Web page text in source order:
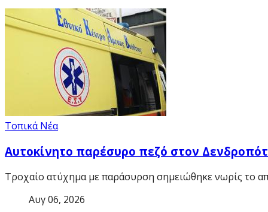
Τοπικά Νέα
Αυτοκίνητο παρέσυρο πεζό στον
Τροχαίο ατύχημα με παράσυρση σημειώθηκε νωρίς το
Αυγ 06, 2026